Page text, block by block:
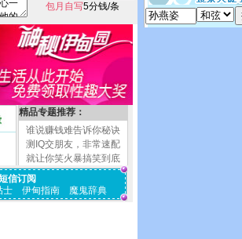
包月自写5分钱/条
精品专题推荐：
谁说赚钱难告诉你秘诀
测IQ交朋友，非常速配
就让你笑火暴搞笑到底
信订阅
士 伊甸指南 魔鬼辞典